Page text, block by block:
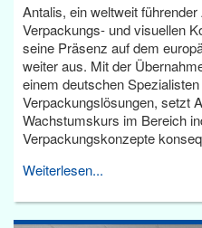
Antalis, ein weltweit
Verpackungs- und visuellen
seine Präsenz auf dem
weiter aus. Mit der
einem deutschen
Verpackungslösungen, setzt
Wachstumskurs im Bereich
Verpackungskonzepte
Weiterlesen...